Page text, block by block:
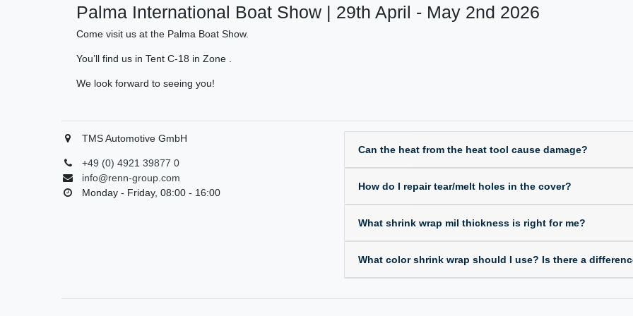
Palma International Boat Show | 29th April - May 2nd 2026
Come visit us at the Palma Boat Show.
You’ll find us in Tent C-18 in Zone .
We look forward to seeing you!
TMS Automotive GmbH
+49 (0) 4921 39877 0
info@renn-group.com
Monday - Friday, 08:00 - 16:00
Can the heat from the heat tool cause damage?
How do I repair tear/melt holes in the cover?
What shrink wrap mil thickness is right for me?
What color shrink wrap should I use? Is there a